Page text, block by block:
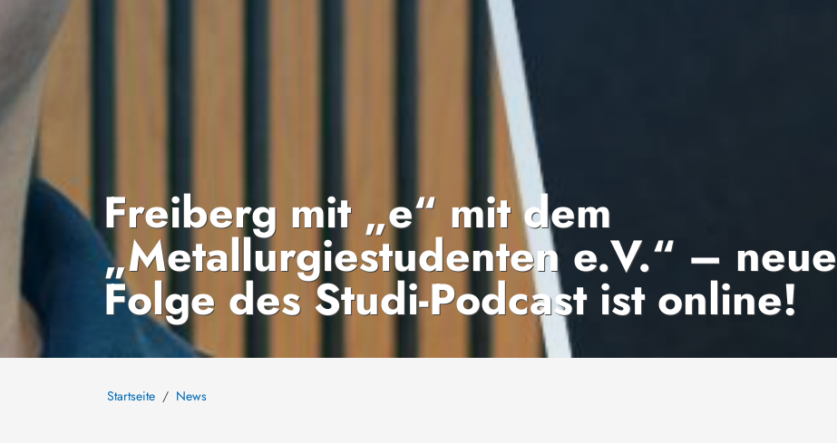
Freiberg mit „e“ mit dem
„Metallurgiestudenten e.V.“ – neue
Folge des Studi-Podcast ist online!
Startseite News